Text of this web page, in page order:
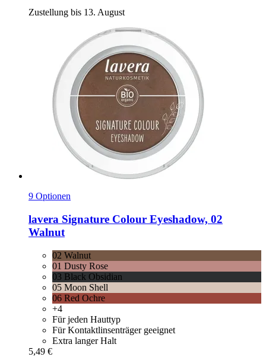
Zustellung bis 13. August
9 Optionen
lavera Signature Colour Eyeshadow, 02
Walnut
02 Walnut
01 Dusty Rose
03 Black Obsidian
05 Moon Shell
06 Red Ochre
+4
Für jeden Hauttyp
Für Kontaktlinsenträger geeignet
Extra langer Halt
5,49 €